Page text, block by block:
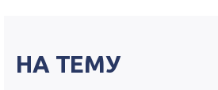
НА ТЕМУ